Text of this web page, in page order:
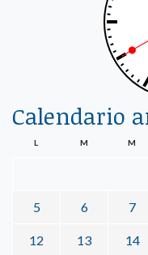
Calendario
L M M
5 6 7
12 13 14